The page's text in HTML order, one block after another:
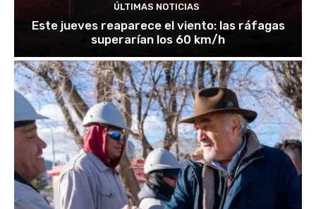
ÚLTIMAS NOTICIAS
Este jueves reaparece el viento: las ráfagas
superarían los 60 km/h